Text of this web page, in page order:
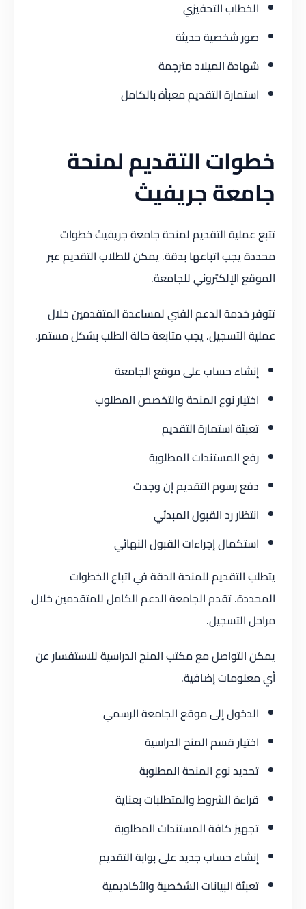
الخطاب التحفيزي
صور شخصية حديثة
شهادة الميلاد مترجمة
استمارة التقديم معبأة بالكامل
خطوات التقديم لمنحة
جامعة جريفيث
تتبع عملية التقديم لمنحة جامعة جريفيث خطوات
محددة يجب اتباعها بدقة. يمكن للطلاب التقديم عبر
الموقع الإلكتروني للجامعة.
تتوفر خدمة الدعم الفني لمساعدة المتقدمين خلال
عملية التسجيل. يجب متابعة حالة الطلب بشكل مستمر.
إنشاء حساب على موقع الجامعة
اختيار نوع المنحة والتخصص المطلوب
تعبئة استمارة التقديم
رفع المستندات المطلوبة
دفع رسوم التقديم إن وجدت
انتظار رد القبول المبدئي
استكمال إجراءات القبول النهائي
يتطلب التقديم للمنحة الدقة في اتباع الخطوات
المحددة. تقدم الجامعة الدعم الكامل للمتقدمين خلال
مراحل التسجيل.
يمكن التواصل مع مكتب المنح الدراسية للاستفسار عن
أي معلومات إضافية.
الدخول إلى موقع الجامعة الرسمي
اختيار قسم المنح الدراسية
تحديد نوع المنحة المطلوبة
قراءة الشروط والمتطلبات بعناية
تجهيز كافة المستندات المطلوبة
إنشاء حساب جديد على بوابة التقديم
تعبئة البيانات الشخصية والأكاديمية